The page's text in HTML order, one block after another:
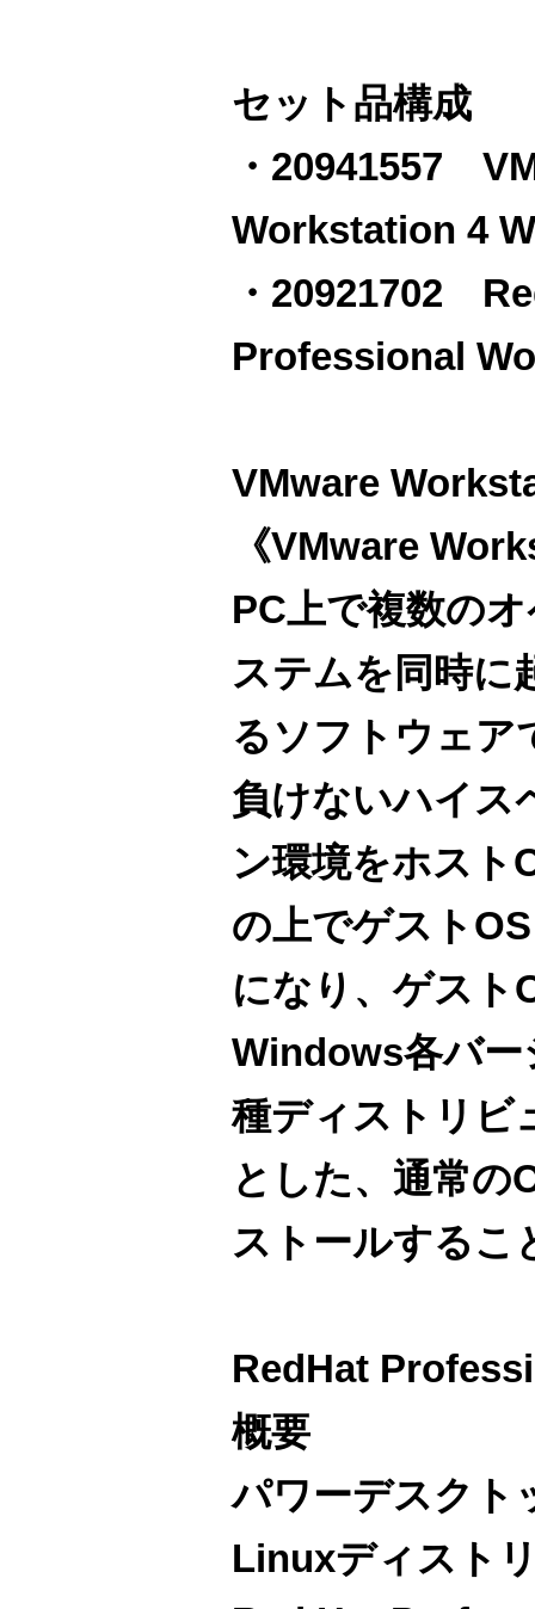
セット品構成
・20941557
Workstation 4
・20921702
Professional
VMware
《VMware
PC上で複数の
ステムを同時に
るソフトウェア
負けないハイス
ン環境をホスト
の上でゲスト
になり、ゲスト
Windows各バ
種ディストリビ
とした、通常の
ストールするこ
RedHat
概要
パワーデスクト
Linuxディスト